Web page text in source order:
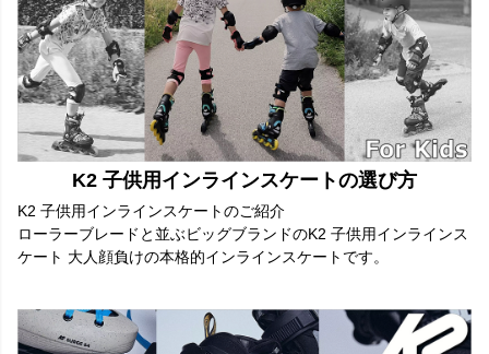
K2 子供用インラインスケートの選び方
K2 子供用インラインスケートのご紹介
ローラーブレードと並ぶビッグブランドのK2 子供用インラインス
ケート 大人顔負けの本格的インラインスケートです。